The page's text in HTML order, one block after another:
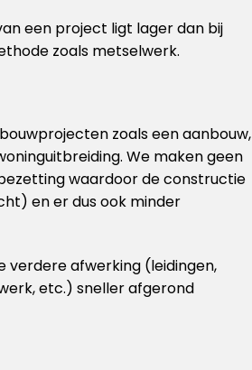
een project ligt lager dan bij
zoals metselwerk.
zoals een aanbouw,
We maken geen
waardoor de constructie
en er dus ook minder
verdere afwerking (leidingen,
etc.) sneller afgerond